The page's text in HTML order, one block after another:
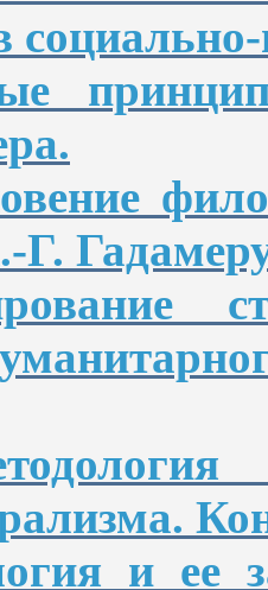
Г.
и ее